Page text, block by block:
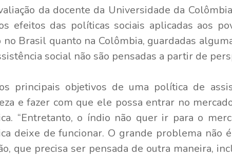
da docente da Universidade da
efeitos das políticas sociais aplicadas aos
no Brasil quanto na Colômbia, guardadas
social não são pensadas a partir de
principais objetivos de uma política de
e fazer com que ele possa entrar no
“Entretanto, o índio não quer ir para o
deixe de funcionar. O grande problema não
que precisa ser pensada de outra maneira,